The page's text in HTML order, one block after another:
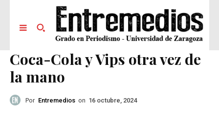
Coca-Cola y Vips otra vez de
la mano
Por Entremedios on 16 octubre, 2024